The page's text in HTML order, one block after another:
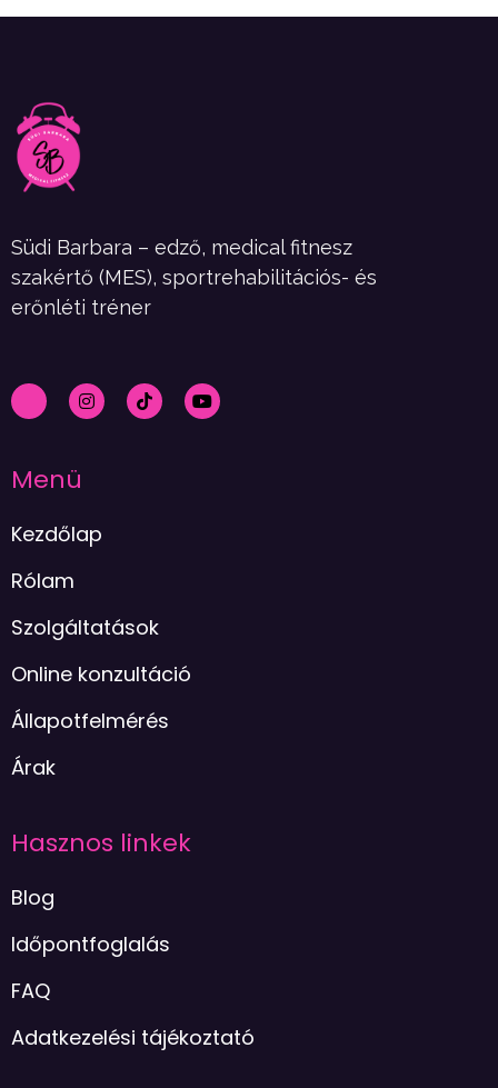
Südi Barbara – edző, medical fitnesz
szakértő (MES), sportrehabilitációs- és
erőnléti tréner
Menü
Kezdőlap
Rólam
Szolgáltatások
Online konzultáció
Állapotfelmérés
Árak
Hasznos linkek
Blog
Időpontfoglalás
FAQ
Adatkezelési tájékoztató